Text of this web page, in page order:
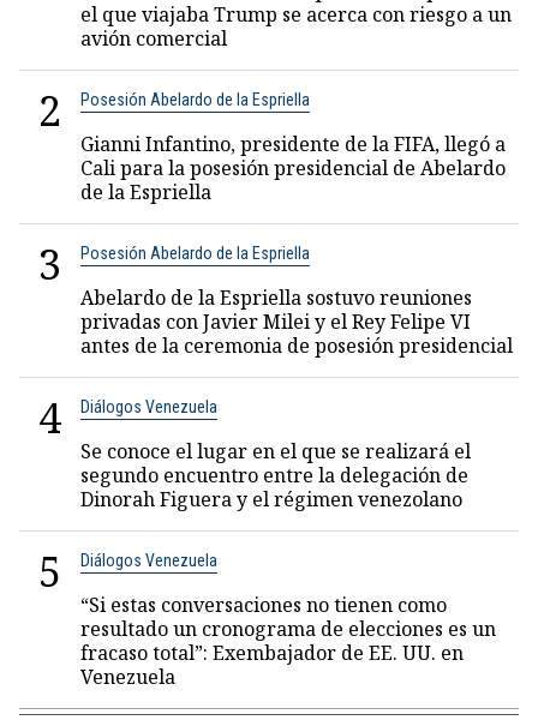
el que viajaba Trump se acerca con riesgo a un
avión comercial
2 Posesión Abelardo de la Espriella
Gianni Infantino, presidente de la FIFA, llegó a
Cali para la posesión presidencial de Abelardo
de la Espriella
3 Posesión Abelardo de la Espriella
Abelardo de la Espriella sostuvo reuniones
privadas con Javier Milei y el Rey Felipe VI
antes de la ceremonia de posesión presidencial
4 Diálogos Venezuela
Se conoce el lugar en el que se realizará el
segundo encuentro entre la delegación de
Dinorah Figuera y el régimen venezolano
5 Diálogos Venezuela
“Si estas conversaciones no tienen como
resultado un cronograma de elecciones es un
fracaso total”: Exembajador de EE. UU. en
Venezuela